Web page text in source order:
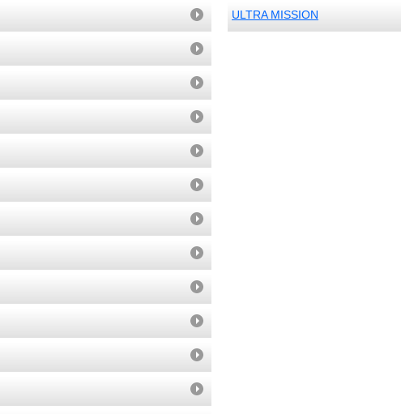
ULTRA MISSION